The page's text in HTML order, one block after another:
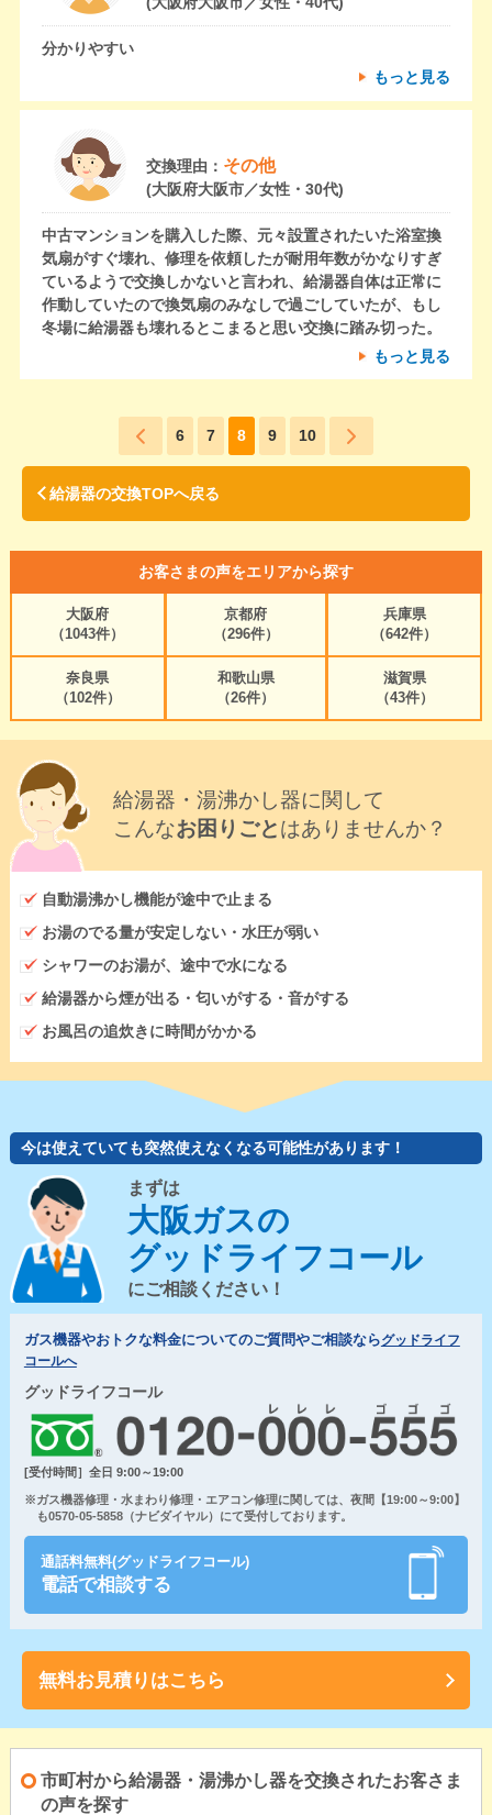
分かりやすい
もっと見る
交換理由： その他
(大阪府大阪市／女性・30代)
中古マンションを購入した際、元々設置されたいた浴室換
気扇がすぐ壊れ、修理を依頼したが耐用年数がかなりすぎ
ているようで交換しかないと言われ、給湯器自体は正常に
作動していたので換気扇のみなしで過ごしていたが、もし
冬場に給湯器も壊れるとこまると思い交換に踏み切った。
もっと見る
6 7 8 9 10
給湯器の交換TOPへ戻る
お客さまの声をエリアから探す
大阪府
（1043件）
京都府
（296件）
兵庫県
（642件）
奈良県
（102件）
和歌山県
（26件）
滋賀県
（43件）
給湯器・湯沸かし器に関して
こんなお困りごとはありませんか？
自動湯沸かし機能が途中で止まる
お湯のでる量が安定しない・水圧が弱い
シャワーのお湯が、途中で水になる
給湯器から煙が出る・匂いがする・音がする
お風呂の追炊きに時間がかかる
今は使えていても突然使えなくなる可能性があります！
まずは
大阪ガスの
グッドライフコール
にご相談ください！
ガス機器やおトクな料金についてのご質問やご相談ならグッドライフ
コールへ
グッドライフコール
[受付時間］全日 9:00～19:00
※ガス機器修理・水まわり修理・エアコン修理に関しては、夜間【19:00～9:00】
も0570-05-5858（ナビダイヤル）にて受付しております。
通話料無料(グッドライフコール)
電話で相談する
無料お見積りはこちら
市町村から給湯器・湯沸かし器を交換されたお客さま
の声を探す